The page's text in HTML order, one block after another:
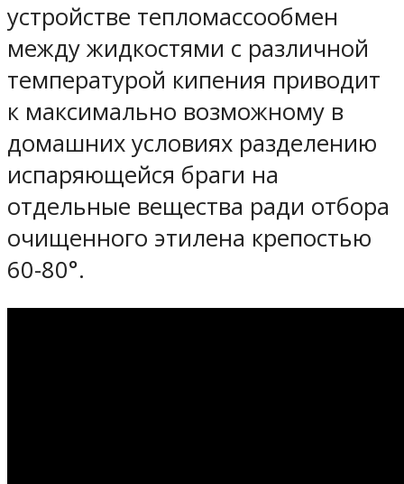
устройстве тепломассообмен
между жидкостями с различной
температурой кипения приводит
к максимально возможному в
домашних условиях разделению
испаряющейся браги на
отдельные вещества ради отбора
очищенного этилена крепостью
60-80°.